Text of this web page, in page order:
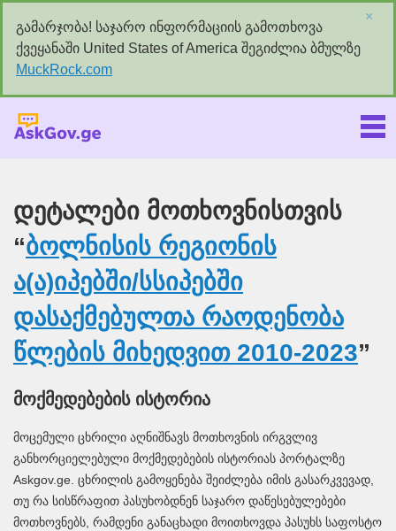
გამარჯობა! საჯარო ინფორმაციის გამოთხოვა
ქვეყანაში United States of America შეგიძლია ბმულზე
MuckRock.com
×
დეტალები მოთხოვნისთვის
“ბოლნისის რეგიონის
ა(ა)იპებში/სსიპებში
დასაქმებულთა რაოდენობა
წლების მიხედვით 2010-2023”
მოქმედებების ისტორია
მოცემული ცხრილი აღნიშნავს მოთხოვნის ირგვლივ
განხორციელებული მოქმედებების ისტორიას პორტალზე
Askgov.ge. ცხრილის გამოყენება შეიძლება იმის გასარკვევად,
თუ რა სისწრაფით პასუხობდნენ საჯარო დაწესებულებები
მოთხოვნებს, რამდენი განაცხადი მოითხოვდა პასუხს საფოსტო